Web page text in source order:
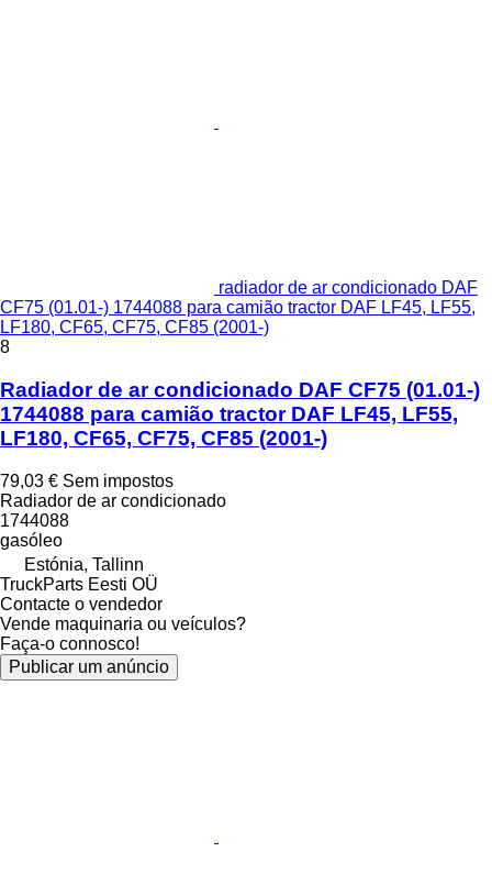
radiador de ar condicionado DAF
CF75 (01.01-) 1744088 para camião tractor DAF LF45, LF55,
LF180, CF65, CF75, CF85 (2001-)
8
Radiador de ar condicionado DAF CF75 (01.01-)
1744088 para camião tractor DAF LF45, LF55,
LF180, CF65, CF75, CF85 (2001-)
79,03 € Sem impostos
Radiador de ar condicionado
1744088
gasóleo
Estónia, Tallinn
TruckParts Eesti OÜ
Contacte o vendedor
Vende maquinaria ou veículos?
Faça-o connosco!
Publicar um anúncio